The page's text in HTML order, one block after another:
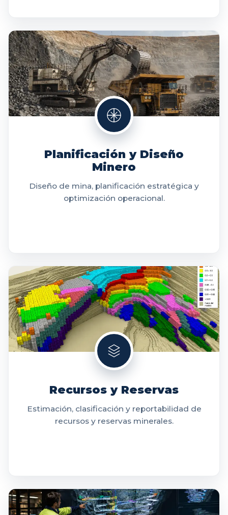
Planificación y Diseño
Minero
Diseño de mina, planificación estratégica y
optimización operacional.
Recursos y Reservas
Estimación, clasificación y reportabilidad de
recursos y reservas minerales.